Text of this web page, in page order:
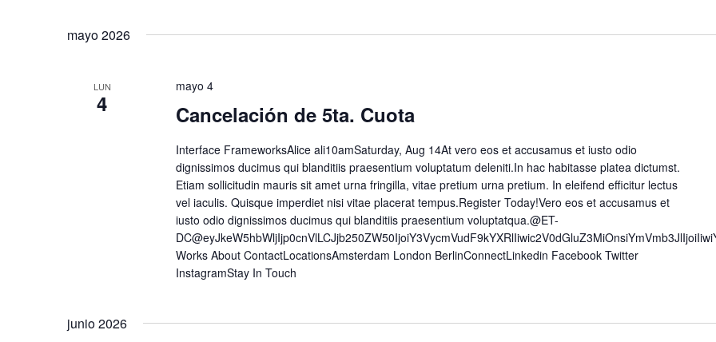
mayo 2026
LUN
4 Cancelación de 5ta. Cuota
mayo 4
Interface FrameworksAlice ali10amSaturday, Aug 14At vero eos et accusamus et iusto odio
dignissimos ducimus qui blanditiis praesentium voluptatum deleniti.In hac habitasse platea dictumst.
Etiam sollicitudin mauris sit amet urna fringilla, vitae pretium urna pretium. In eleifend efficitur lectus
vel iaculis. Quisque imperdiet nisi vitae placerat tempus.Register Today!Vero eos et accusamus et
iusto odio dignissimos ducimus qui blanditiis praesentium voluptatqua.@ET-
Works About ContactLocationsAmsterdam London BerlinConnectLinkedin Facebook Twitter
InstagramStay In Touch
junio 2026